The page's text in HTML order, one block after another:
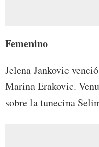
Femenino
Jelena Jankovic
Marina Erakovic.
sobre la tunecina